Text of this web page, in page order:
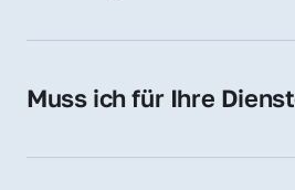
späteren Betrieb der
Gebühren an. Diese
Muss ich für Ihre
der Domain – ohne